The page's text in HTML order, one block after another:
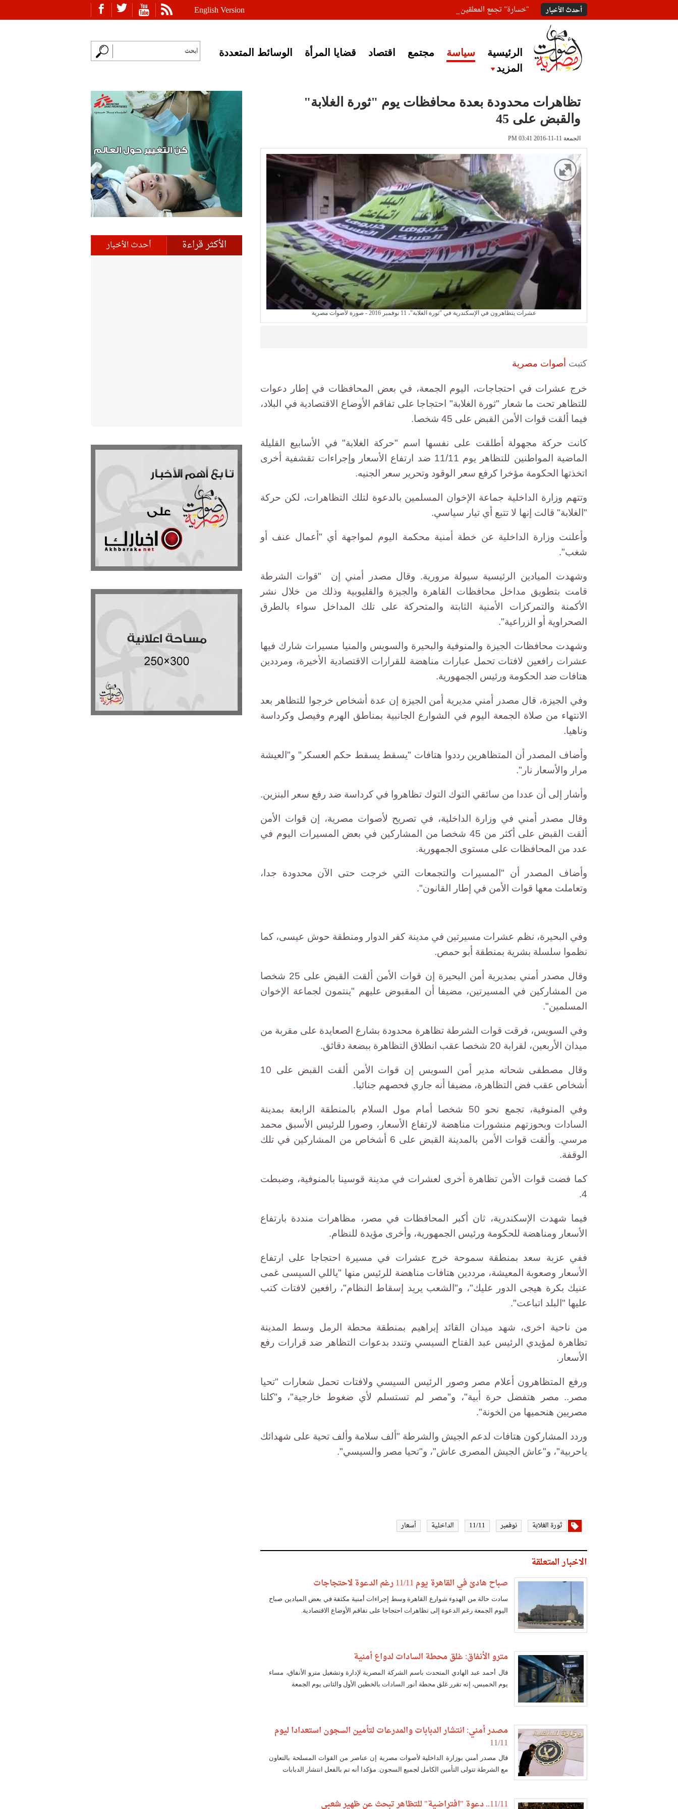
English Version أحدث الأخبار "خسارة" تجمع المعلقين على خبر إغلاق أصوات مصرية
الرئيسية سياسة مجتمع اقتصاد قضايا المرأة
الوسائط المتعددة
المزيد
تظاهرات محدودة بعدة محافظات يوم "ثورة الغلابة"
والقبض على 45
الجمعة 11-11-2016 PM 03:41
عشرات يتظاهرون في الإسكندرية في "ثورة الغلابة"، 11 نوفمبر 2016 - صورة لأصوات مصرية
كتبت أصوات مصرية
خرج عشرات في احتجاجات، اليوم الجمعة، في بعض المحافظات في إطار دعوات
للتظاهر تحت ما شعار "ثورة الغلابة" احتجاجا على تفاقم الأوضاع الاقتصادية في البلاد،
فيما ألقت قوات الأمن القبض على 45 شخصا.
كانت حركة مجهولة أطلقت على نفسها اسم "حركة الغلابة" في الأسابيع القليلة
الماضية المواطنين للتظاهر يوم 11/11 ضد ارتفاع الأسعار وإجراءات تقشفية أخرى
اتخذتها الحكومة مؤخرا كرفع سعر الوقود وتحرير سعر الجنيه.
وتتهم وزارة الداخلية جماعة الإخوان المسلمين بالدعوة لتلك التظاهرات، لكن حركة
"الغلابة" قالت إنها لا تتبع أي تيار سياسي.
وأعلنت وزارة الداخلية عن خطة أمنية محكمة اليوم لمواجهة أي "أعمال عنف أو
شغب".
وشهدت الميادين الرئيسية سيولة مرورية. وقال مصدر أمني إن "قوات الشرطة
قامت بتطويق مداخل محافظات القاهرة والجيزة والقليوبية وذلك من خلال نشر
الأكمنة والتمركزات الأمنية الثابتة والمتحركة على تلك المداخل سواء بالطرق
الصحراوية أو الزراعية".
وشهدت محافظات الجيزة والمنوفية والبحيرة والسويس والمنيا مسيرات شارك فيها
عشرات رافعين لافتات تحمل عبارات مناهضة للقرارات الاقتصادية الأخيرة، ومرددين
هتافات ضد الحكومة ورئيس الجمهورية.
وفي الجيزة، قال مصدر أمني مديرية أمن الجيزة إن عدة أشخاص خرجوا للتظاهر بعد
الانتهاء من صلاة الجمعة اليوم في الشوارع الجانبية بمناطق الهرم وفيصل وكرداسة
وناهيا.
وأضاف المصدر أن المتظاهرين رددوا هتافات "يسقط يسقط حكم العسكر" و"العيشة
مرار والأسعار نار".
وأشار إلى أن عددا من سائقي التوك التوك تظاهروا في كرداسة ضد رفع سعر البنزين.
وقال مصدر أمني في وزارة الداخلية، في تصريح لأصوات مصرية، إن قوات الأمن
ألقت القبض على أكثر من 45 شخصا من المشاركين في بعض المسيرات اليوم في
عدد من المحافظات على مستوى الجمهورية.
وأضاف المصدر أن "المسيرات والتجمعات التي خرجت حتى الآن محدودة جدا،
وتعاملت معها قوات الأمن في إطار القانون".
وفي البحيرة، نظم عشرات مسيرتين في مدينة كفر الدوار ومنطقة حوش عيسى، كما
نظموا سلسلة بشرية بمنطقة أبو حمص.
وقال مصدر أمني بمديرية أمن البحيرة إن قوات الأمن ألقت القبض على 25 شخصا
من المشاركين في المسيرتين، مضيفا أن المقبوض عليهم "ينتمون لجماعة الإخوان
المسلمين".
وفي السويس، فرقت قوات الشرطة تظاهرة محدودة بشارع الصعايدة على مقربة من
ميدان الأربعين، لقرابة 20 شخصا عقب انطلاق التظاهرة ببضعة دقائق.
وقال مصطفى شحاته مدير أمن السويس إن قوات الأمن ألقت القبض على 10
أشخاص عقب فض التظاهرة، مضيفا أنه جاري فحصهم جنائيا.
وفي المنوفية، تجمع نحو 50 شخصا أمام مول السلام بالمنطقة الرابعة بمدينة
السادات وبحوزتهم منشورات مناهضة لارتفاع الأسعار، وصورا للرئيس الأسبق محمد
مرسي. وألقت قوات الأمن بالمدينة القبض على 6 أشخاص من المشاركين في تلك
الوقفة.
كما فضت قوات الأمن تظاهرة أخرى لعشرات في مدينة قوسينا بالمنوفية، وضبطت
4.
فيما شهدت الإسكندرية، ثان أكبر المحافظات في مصر، مظاهرات منددة بارتفاع
الأسعار ومناهضة للحكومة ورئيس الجمهورية، وأخرى مؤيدة للنظام.
ففي عزبة سعد بمنطقة سموحة خرج عشرات في مسيرة احتجاجا على ارتفاع
الأسعار وصعوبة المعيشة، مرددين هتافات مناهضة للرئيس منها "ياللي السيسى غمى
عنيك بكرة هيجى الدور عليك"، و"الشعب يريد إسقاط النظام"، رافعين لافتات كتب
عليها "البلد اتباعت".
من ناحية اخرى، شهد ميدان القائد إبراهيم بمنطقة محطة الرمل وسط المدينة
تظاهرة لمؤيدي الرئيس عبد الفتاح السيسي وتندد بدعوات التظاهر ضد قرارات رفع
الأسعار.
ورفع المتظاهرون أعلام مصر وصور الرئيس السيسي ولافتات تحمل شعارات "تحيا
مصر.. مصر هتفضل حرة أبية"، و"مصر لم تستسلم لأي ضغوط خارجية"، و"كلنا
مصريين هنحميها من الخونة".
وردد المشاركون هتافات لدعم الجيش والشرطة "ألف سلامة وألف تحية على شهدائك
ياحربية"، و"عاش الجيش المصرى عاش"، و"تحيا مصر والسيسي".
ثورة الغلابة نوفمبر 11/11 الداخلية أسعار
الاخبار المتعلقة
صباح هادئ في القاهرة يوم 11/11 رغم الدعوة لاحتجاجات
سادت حالة من الهدوء شوارع القاهرة وسط إجراءات أمنية مكثفة في بعض الميادين صباح
اليوم الجمعة رغم الدعوة إلى تظاهرات احتجاجا على تفاقم الأوضاع الاقتصادية.
مترو الأنفاق: غلق محطة السادات لدواع أمنية
قال أحمد عبد الهادي المتحدث باسم الشركة المصرية لإدارة وتشغيل مترو الأنفاق، مساء
يوم الخميس، إنه تقرر غلق محطة أنور السادات بالخطين الأول والثانى يوم الجمعة
مصدر أمني: انتشار الدبابات والمدرعات لتأمين السجون استعدادا ليوم
11/11
قال مصدر أمني بوزارة الداخلية لأصوات مصرية إن عناصر من القوات المسلحة بالتعاون
مع الشرطة تتولى التأمين الكامل لجميع السجون. مؤكدا أنه تم بالفعل انتشار الدبابات
11/11.. دعوة "افتراضية" للتظاهر تبحث عن ظهير شعبي
الأكثر قراءة أحدث الأخبار